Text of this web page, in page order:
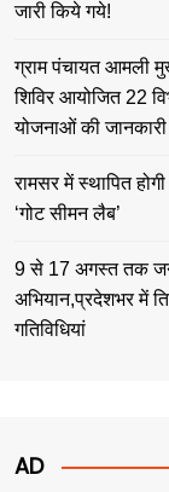
जारी किये गये!
ग्राम पंचायत आमली
शिविर आयोजित 22
योजनाओं की जानकारी
रामसर में स्थापित
‘गोट सीमन लैब’
9 से 17 अगस्त तक
अभियान,प्रदेशभर में
गतिविधियां
AD